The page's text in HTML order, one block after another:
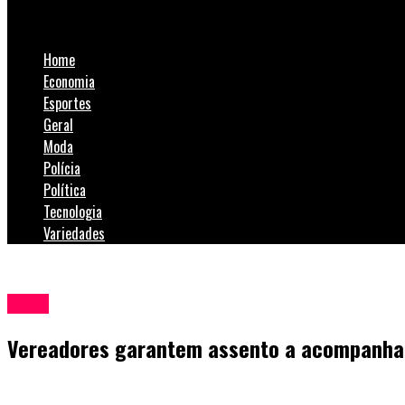
Home
Economia
Esportes
Geral
Moda
Polícia
Política
Tecnologia
Variedades
Vereadores garantem assento a